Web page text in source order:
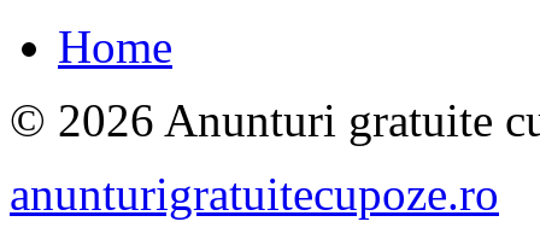
Home
© 2026 Anunturi gratuite
anunturigratuitecupoze.ro